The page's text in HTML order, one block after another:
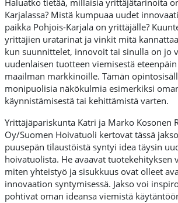
Haluatko tietää, millaisia yrittäjätarinoita
Karjalassa? Mistä kumpuaa uudet
paikka Pohjois-Karjala on yrittäjälle?
yrittäjien uratarinat ja vinkit mitä
kun suunnittelet, innovoit tai sinulla on jo
uudenlaisen tuotteen viemisestä
maailman markkinoille. Tämän
monipuolisia näkökulmia esimerkiksi
käynnistämisestä tai kehittämistä varten.
Yrittäjäpariskunta Katri ja Marko Kosonen
Oy/Suomen Hoivatuoli kertovat tässä
puusepän tilaustöistä syntyi idea täysin
hoivatuolista. He avaavat tuotekehityksen
miten yhteistyö ja sisukkuus ovat olleet
innovaation syntymisessä. Jakso voi
pohtivat oman ideansa viemistä